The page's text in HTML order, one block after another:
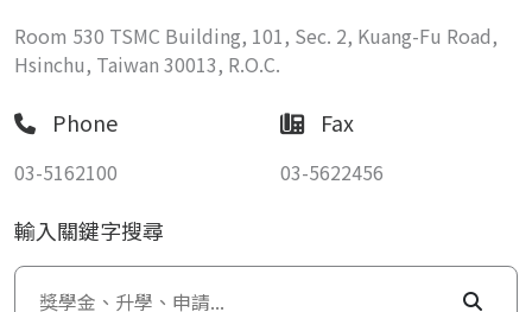
Room 530 TSMC Building, 101, Sec. 2, Kuang-Fu Road,
Hsinchu, Taiwan 30013, R.O.C.
Phone
03-5162100
Fax
03-5622456
輸入關鍵字搜尋